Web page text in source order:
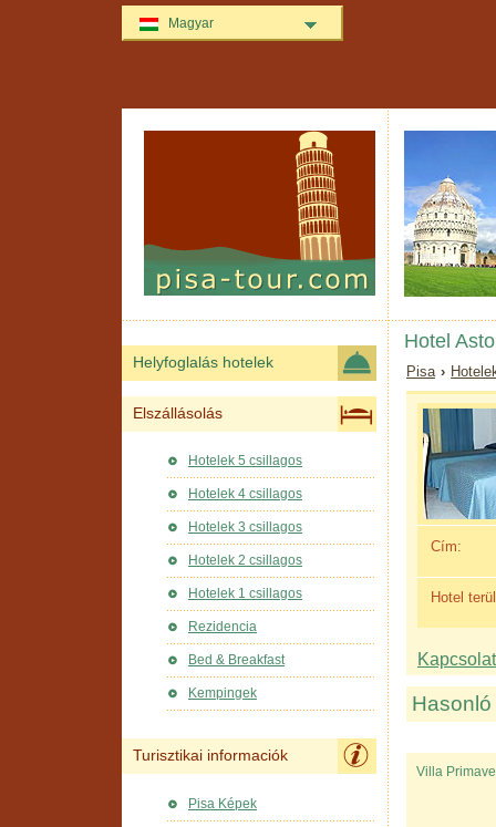
Hotel
Pisa ›
Cím:
Hotel
Villa
Helyfoglalás hotelek
Elszállásolás
Hotelek 5 csillagos
Hotelek 4 csillagos
Hotelek 3 csillagos
Hotelek 2 csillagos
Hotelek 1 csillagos
Rezidencia
Bed & Breakfast
Kempingek
Turisztikai informaciók
Pisa Képek
Magyar